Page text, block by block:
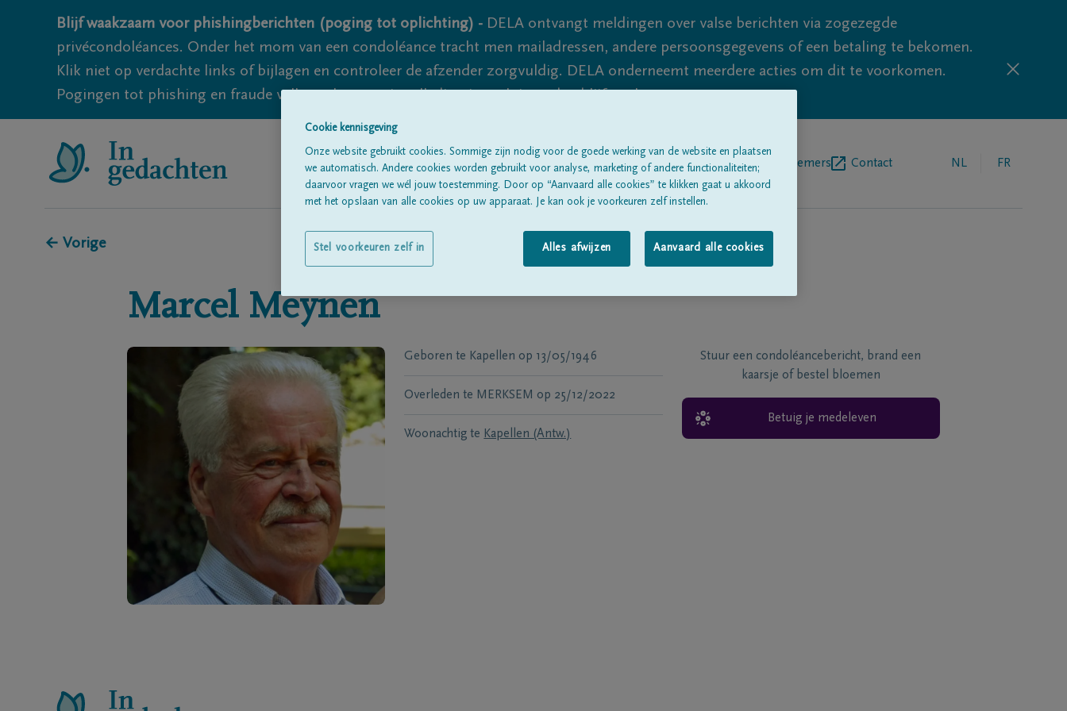
Blijf waakzaam voor phishingberichten (poging tot oplichting) - DELA ontvangt meldingen over valse berichten via zogezegde
privécondoléances. Onder het mom van een condoléance tracht men mailadressen, andere persoonsgegevens of een betaling te bekomen.
Klik niet op verdachte links of bijlagen en controleer de afzender zorgvuldig. DELA onderneemt meerdere acties om dit te voorkomen.
Pogingen tot phishing en fraude vallen echter nooit volledig uit te sluiten, dus blijf waakzaam.
Alle rouwberichtenOver onsBegrafenisondernemers Contact NL FR
← Vorige
Marcel Meynen
Geboren te Kapellen op 13/05/1946
Overleden te MERKSEM op 25/12/2022
Woonachtig te Kapellen (Antw.)
Stuur een condoléancebericht, brand een
kaarsje of bestel bloemen
Betuig je medeleven
Cookie kennisgeving
Onze website gebruikt cookies. Sommige zijn nodig voor de goede werking van de website en plaatsen
we automatisch. Andere cookies worden gebruikt voor analyse, marketing of andere functionaliteiten;
daarvoor vragen we wél jouw toestemming. Door op “Aanvaard alle cookies” te klikken gaat u akkoord
met het opslaan van alle cookies op uw apparaat. Je kan ook je voorkeuren zelf instellen.
Alles afwijzen Aanvaard alle cookies
Stel voorkeuren zelf in